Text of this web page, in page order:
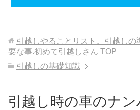
引越しやることリスト。引越しの
要な事.初めて引越しさん TOP
引越しの基礎知識
引越し時の車のナ